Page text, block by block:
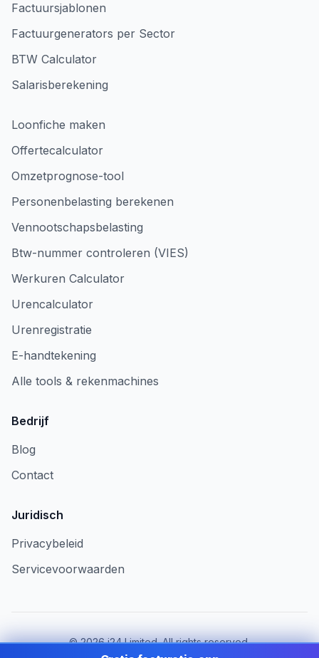
Factuursjablonen
Factuurgenerators per Sector
BTW Calculator
Salarisberekening
Loonfiche maken
Offertecalculator
Omzetprognose-tool
Personenbelasting berekenen
Vennootschapsbelasting
Btw-nummer controleren (VIES)
Werkuren Calculator
Urencalculator
Urenregistratie
E-handtekening
Alle tools & rekenmachines
Bedrijf
Blog
Contact
Juridisch
Privacybeleid
Servicevoorwaarden
©2026i24 Limited. All rights reserved.